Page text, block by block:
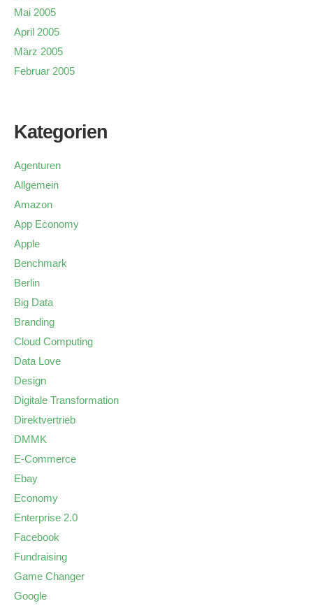
Mai 2005
April 2005
März 2005
Februar 2005
Kategorien
Agenturen
Allgemein
Amazon
App Economy
Apple
Benchmark
Berlin
Big Data
Branding
Cloud Computing
Data Love
Design
Digitale Transformation
Direktvertrieb
DMMK
E-Commerce
Ebay
Economy
Enterprise 2.0
Facebook
Fundraising
Game Changer
Google